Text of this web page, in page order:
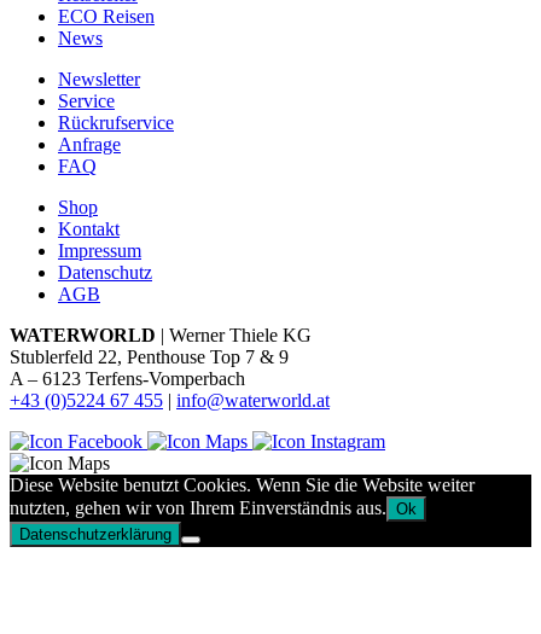
ECO Reisen
News
Newsletter
Service
Rückrufservice
Anfrage
FAQ
Shop
Kontakt
Impressum
Datenschutz
AGB
WATERWORLD | Werner Thiele KG
Stublerfeld 22, Penthouse Top 7 & 9
A – 6123 Terfens-Vomperbach
+43 (0)5224 67 455 | info@waterworld.at
Diese Website benutzt Cookies. Wenn Sie die Website weiter
nutzten, gehen wir von Ihrem Einverständnis aus. Ok
Datenschutzerklärung